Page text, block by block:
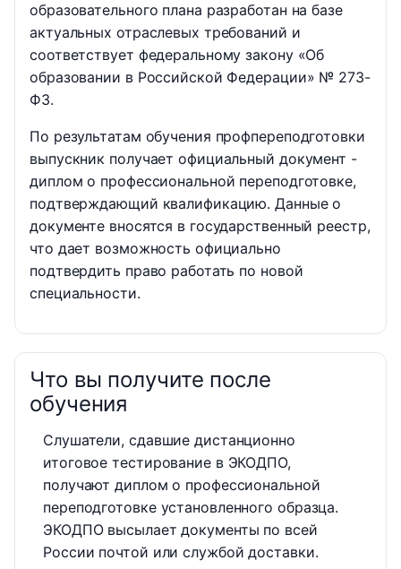
образовательного плана разработан на базе
актуальных отраслевых требований и
соответствует федеральному закону «Об
образовании в Российской Федерации» № 273-
ФЗ.
По результатам обучения профпереподготовки
выпускник получает официальный документ -
диплом о профессиональной переподготовке,
подтверждающий квалификацию. Данные о
документе вносятся в государственный реестр,
что дает возможность официально
подтвердить право работать по новой
специальности.
Что вы получите после
обучения
Слушатели, сдавшие дистанционно
итоговое тестирование в ЭКОДПО,
получают диплом о профессиональной
переподготовке установленного образца.
ЭКОДПО высылает документы по всей
России почтой или службой доставки.